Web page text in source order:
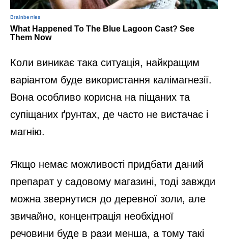
Коли виникає така ситуація, найкращим
варіантом буде використання калімагнезії.
Вона особливо корисна на піщаних та
супіщаних ґрунтах, де часто не вистачає і
магнію.
Якщо немає можливості придбати даний
препарат у садовому магазині, тоді завжди
можна звернутися до деревної золи, але
звичайно, концентрація необхідної
речовини буде в рази менша, а тому такі